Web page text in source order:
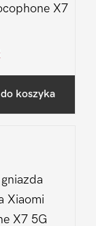
X7
koszyka
Xiaomi
X7 5G